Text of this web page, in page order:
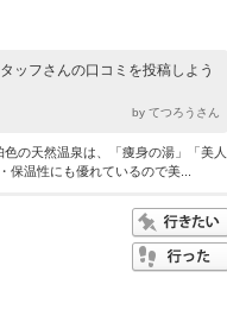
ッフさんの口コミを投稿しよう
by てつろうさん
の天然温泉は、「痩身の湯」「美人
温性にも優れているので美...